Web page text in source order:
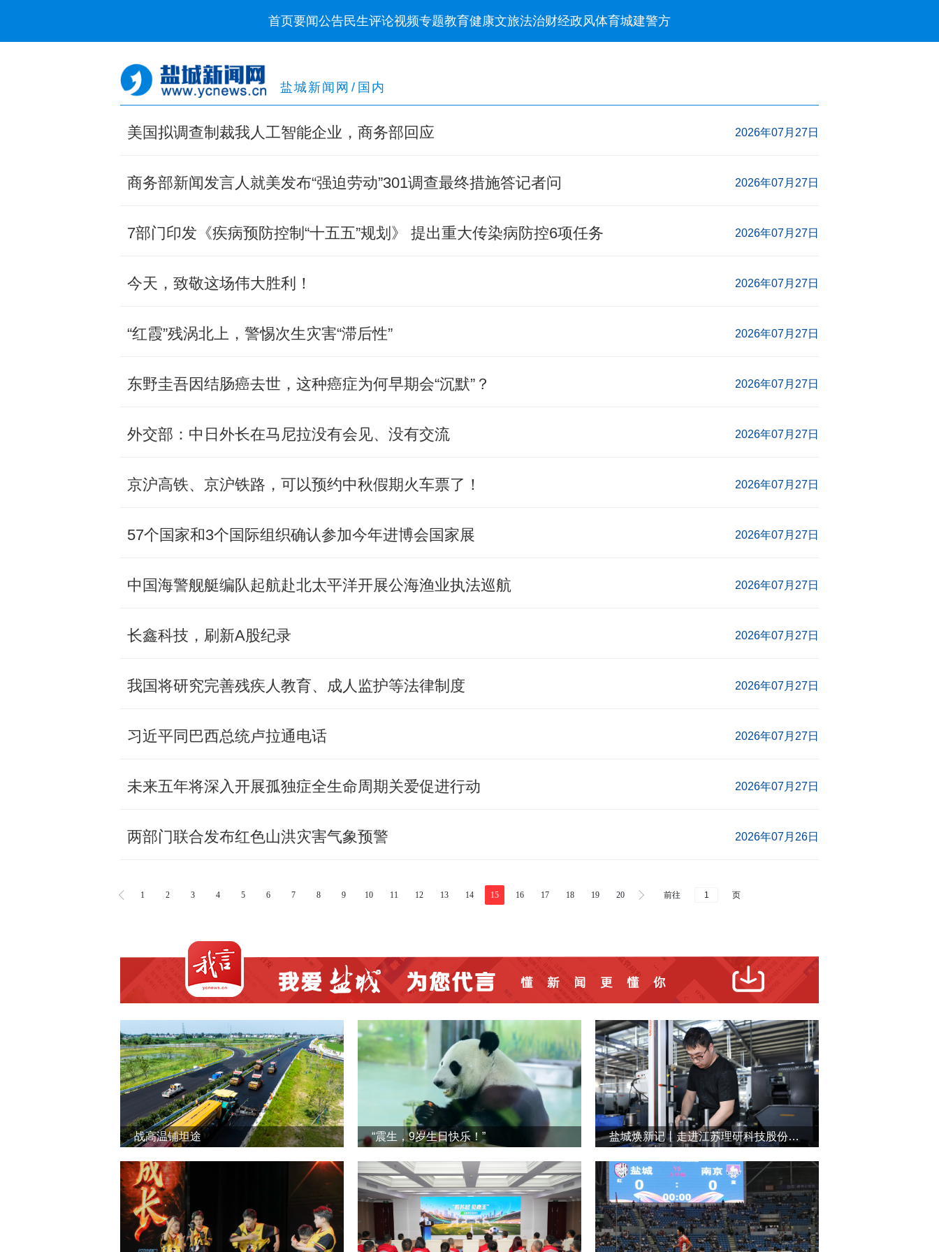
首页要闻公告民生评论视频专题教育健康文旅法治财经政风体育城建警方
盐城新闻网 / 国内
美国拟调查制裁我人工智能企业，商务部回应 2026年07月27日
商务部新闻发言人就美发布“强迫劳动”301调查最终措施答记者问 2026年07月27日
7部门印发《疾病预防控制“十五五”规划》 提出重大传染病防控6项任务 2026年07月27日
今天，致敬这场伟大胜利！ 2026年07月27日
“红霞”残涡北上，警惕次生灾害“滞后性” 2026年07月27日
东野圭吾因结肠癌去世，这种癌症为何早期会“沉默”？ 2026年07月27日
外交部：中日外长在马尼拉没有会见、没有交流 2026年07月27日
京沪高铁、京沪铁路，可以预约中秋假期火车票了！ 2026年07月27日
57个国家和3个国际组织确认参加今年进博会国家展 2026年07月27日
中国海警舰艇编队起航赴北太平洋开展公海渔业执法巡航 2026年07月27日
长鑫科技，刷新A股纪录 2026年07月27日
我国将研究完善残疾人教育、成人监护等法律制度 2026年07月27日
习近平同巴西总统卢拉通电话 2026年07月27日
未来五年将深入开展孤独症全生命周期关爱促进行动 2026年07月27日
两部门联合发布红色山洪灾害气象预警 2026年07月26日
1 2 3 4 5 6 7 8 9 10 11 12 13 14 15 16 17 18 19 20 前往 页
战高温铺坦途 “震生，9岁生日快乐！” 盐城焕新记丨走进江苏理研科技股份有限公司